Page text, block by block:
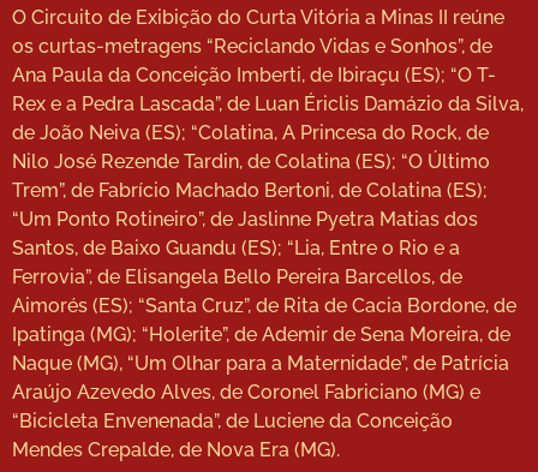
O Circuito de Exibição do Curta Vitória a Minas II reúne
os curtas-metragens “Reciclando Vidas e Sonhos”, de
Ana Paula da Conceição Imberti, de Ibiraçu (ES); “O T-
Rex e a Pedra Lascada”, de Luan Ériclis Damázio da Silva,
de João Neiva (ES); “Colatina, A Princesa do Rock, de
Nilo José Rezende Tardin, de Colatina (ES); “O Último
Trem”, de Fabrício Machado Bertoni, de Colatina (ES);
“Um Ponto Rotineiro”, de Jaslinne Pyetra Matias dos
Santos, de Baixo Guandu (ES); “Lia, Entre o Rio e a
Ferrovia”, de Elisangela Bello Pereira Barcellos, de
Aimorés (ES); “Santa Cruz”, de Rita de Cacia Bordone, de
Ipatinga (MG); “Holerite”, de Ademir de Sena Moreira, de
Naque (MG), “Um Olhar para a Maternidade”, de Patrícia
Araújo Azevedo Alves, de Coronel Fabriciano (MG) e
“Bicicleta Envenenada”, de Luciene da Conceição
Mendes Crepalde, de Nova Era (MG).